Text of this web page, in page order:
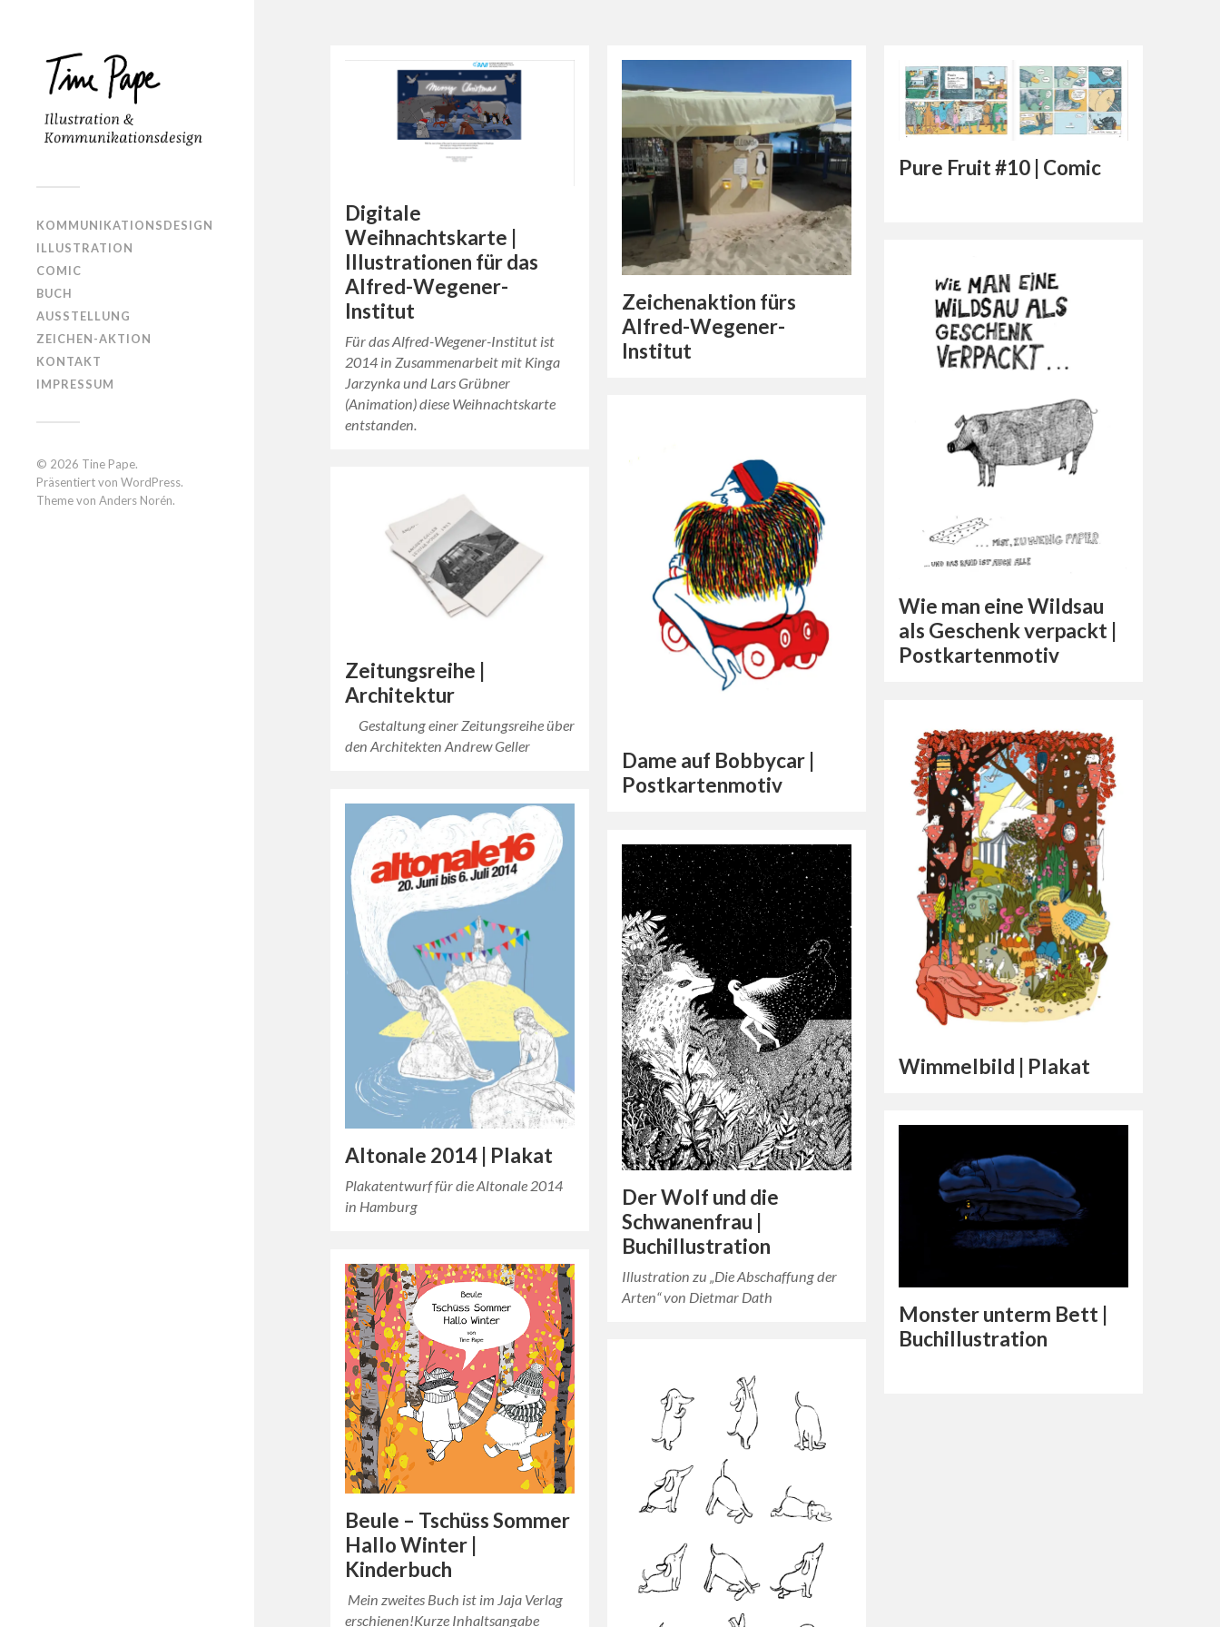
KOMMUNIKATIONSDESIGN
ILLUSTRATION
COMIC
BUCH
AUSSTELLUNG
ZEICHEN-AKTION
KONTAKT
IMPRESSUM
© 2026 Tine Pape.
Präsentiert von WordPress.
Theme von Anders Norén.
Digitale
Weihnachtskarte |
Illustrationen für das
Alfred-Wegener-
Institut
Für das Alfred-Wegener-Institut ist
2014 in Zusammenarbeit mit Kinga
Jarzynka und Lars Grübner
(Animation) diese Weihnachtskarte
entstanden.
Zeichenaktion fürs
Alfred-Wegener-
Institut
Pure Fruit #10 | Comic
Wie man eine Wildsau
als Geschenk verpackt |
Postkartenmotiv
Dame auf Bobbycar |
Postkartenmotiv
Zeitungsreihe |
Architektur
Gestaltung einer Zeitungsreihe über
den Architekten Andrew Geller
Wimmelbild | Plakat
Altonale 2014 | Plakat
Plakatentwurf für die Altonale 2014
in Hamburg
Der Wolf und die
Schwanenfrau |
Buchillustration
Illustration zu „Die Abschaffung der
Arten“ von Dietmar Dath
Monster unterm Bett |
Buchillustration
Beule – Tschüss Sommer
Hallo Winter |
Kinderbuch
Mein zweites Buch ist im Jaja Verlag
erschienen!Kurze Inhaltsangabe